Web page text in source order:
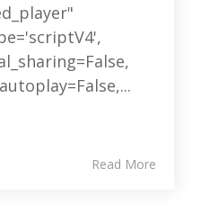
Read More